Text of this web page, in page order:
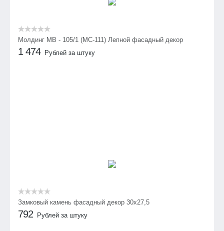
Молдинг МВ - 105/1 (МС-111) Лепной фасадный декор
1 474 Рублей за штуку
Замковый камень фасадный декор 30х27,5
792 Рублей за штуку